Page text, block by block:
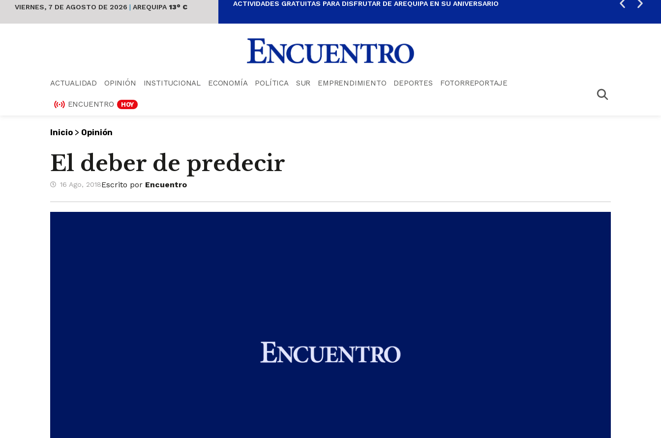
VIERNES, 7 DE AGOSTO DE 2026 | AREQUIPA 13° C ACTIVIDADES GRATUITAS PARA DISFRUTAR DE AREQUIPA EN SU ANIVERSARIO
ACTUALIDAD OPINIÓN INSTITUCIONAL ECONOMÍA POLÍTICA SUR EMPRENDIMIENTO DEPORTES FOTORREPORTAJE
ENCUENTRO HOY
Inicio > Opinión
El deber de predecir
16 Ago, 2018Escrito por Encuentro